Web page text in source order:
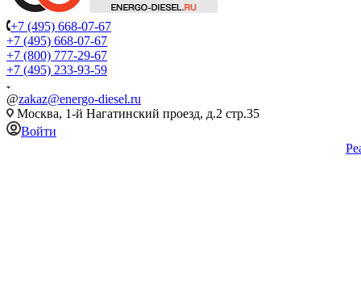
+7 (495) 668-07-67
+7 (495) 668-07-67
+7 (800) 777-29-67
+7 (495) 233-93-59
@zakaz@energo-diesel.ru
Москва, 1-й Нагатинский проезд, д.2 стр.35
Войти